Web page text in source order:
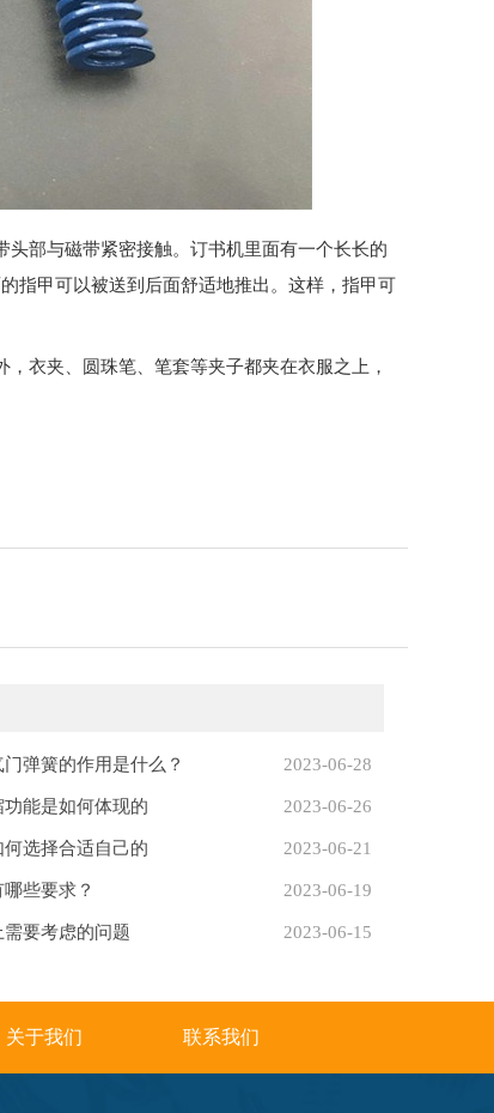
头部与磁带紧密接触。订书机里面有一个长长的
指甲可以被送到后面舒适地推出。这样，指甲可
衣夹、圆珠笔、笔套等夹子都夹在衣服之上，
2023-06-28
弹簧的作用是什么？
2023-06-26
能是如何体现的
2023-06-21
选择合适自己的
2023-06-19
些要求？
2023-06-15
要考虑的问题
关于我们 联系我们